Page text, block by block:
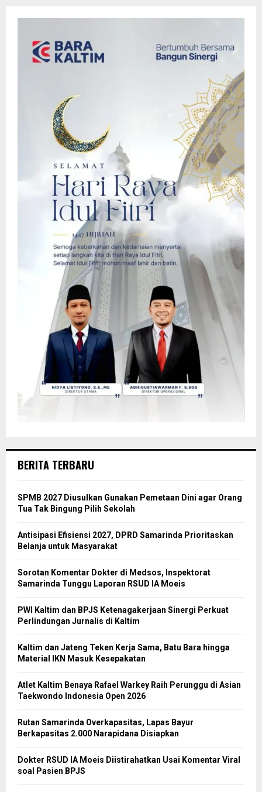
BERITA TERBARU
SPMB 2027 Diusulkan Gunakan Pemetaan Dini agar Orang
Tua Tak Bingung Pilih Sekolah
Antisipasi Efisiensi 2027, DPRD Samarinda Prioritaskan
Belanja untuk Masyarakat
Sorotan Komentar Dokter di Medsos, Inspektorat
Samarinda Tunggu Laporan RSUD IA Moeis
PWI Kaltim dan BPJS Ketenagakerjaan Sinergi Perkuat
Perlindungan Jurnalis di Kaltim
Kaltim dan Jateng Teken Kerja Sama, Batu Bara hingga
Material IKN Masuk Kesepakatan
Atlet Kaltim Benaya Rafael Warkey Raih Perunggu di Asian
Taekwondo Indonesia Open 2026
Rutan Samarinda Overkapasitas, Lapas Bayur
Berkapasitas 2.000 Narapidana Disiapkan
Dokter RSUD IA Moeis Diistirahatkan Usai Komentar Viral
soal Pasien BPJS